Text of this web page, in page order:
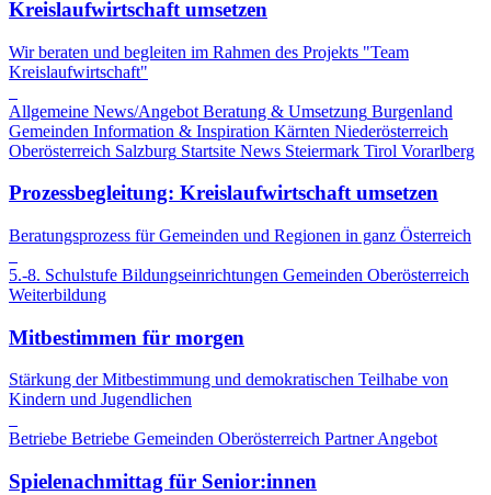
Kreislaufwirtschaft umsetzen
Wir beraten und begleiten im Rahmen des Projekts "Team
Kreislaufwirtschaft"
Allgemeine News/Angebot Beratung & Umsetzung Burgenland
Gemeinden Information & Inspiration Kärnten Niederösterreich
Oberösterreich Salzburg Startsite News Steiermark Tirol Vorarlberg
Prozessbegleitung: Kreislaufwirtschaft umsetzen
Beratungsprozess für Gemeinden und Regionen in ganz Österreich
5.-8. Schulstufe Bildungseinrichtungen Gemeinden Oberösterreich
Weiterbildung
Mitbestimmen für morgen
Stärkung der Mitbestimmung und demokratischen Teilhabe von
Kindern und Jugendlichen
Betriebe Betriebe Gemeinden Oberösterreich Partner Angebot
Spielenachmittag für Senior:innen